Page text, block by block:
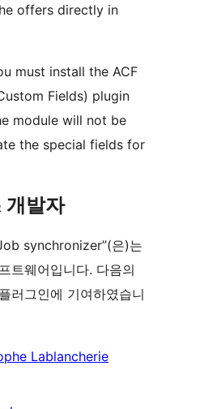
offers directly in
must install the ACF
Fields) plugin
module will not be
the special fields for
개발자
synchronizer”(은)는
트웨어입니다. 다음의
러그인에 기여하였습니
Lablancherie